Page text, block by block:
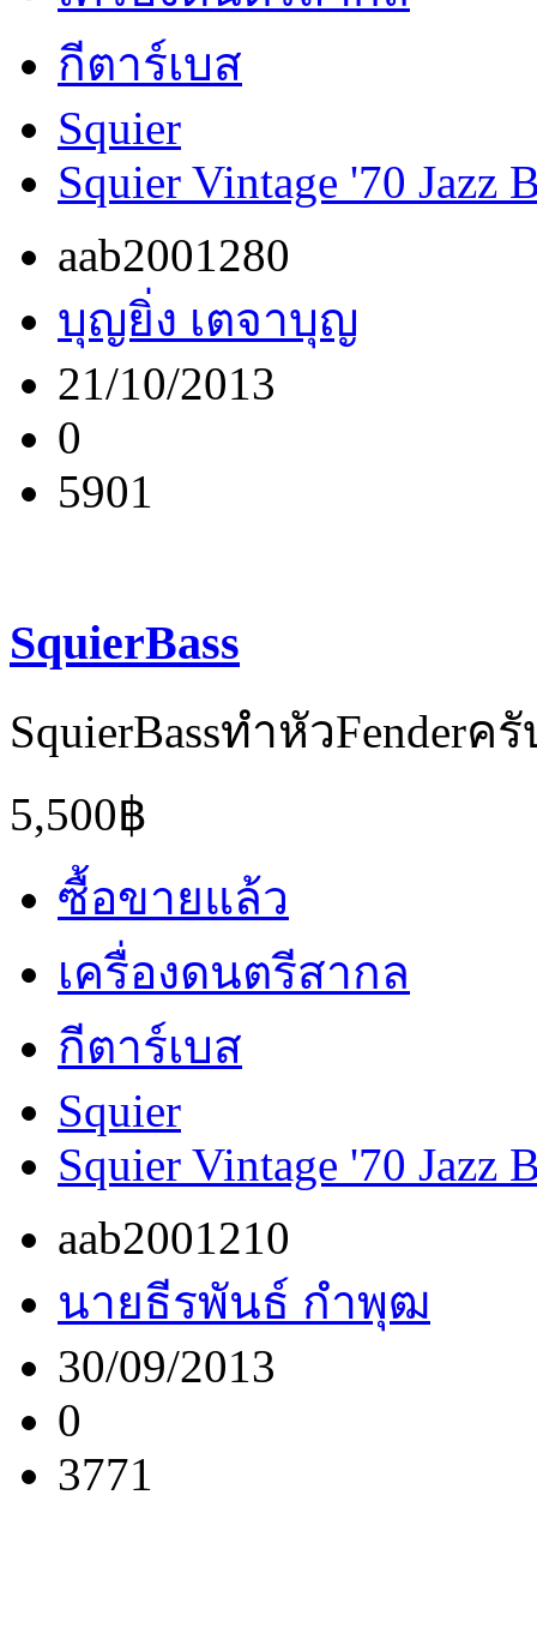
กีตาร์เบส
Squier
Squier Vintage '70 Jazz
aab2001280
บุญยิ่ง เตจาบุญ
21/10/2013
0
5901
SquierBass
SquierBassทำหัวFenderค
5,500฿
ซื้อขายแล้ว
เครื่องดนตรีสากล
กีตาร์เบส
Squier
Squier Vintage '70 Jazz
aab2001210
นายธีรพันธ์ กำพุฒ
30/09/2013
0
3771